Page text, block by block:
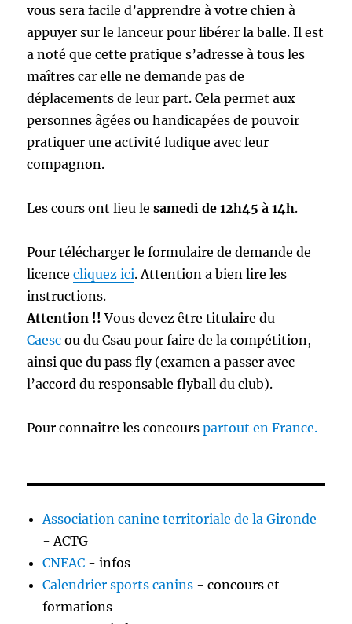
vous sera facile d’apprendre à votre chien à
appuyer sur le lanceur pour libérer la balle. Il est
a noté que cette pratique s’adresse à tous les
maîtres car elle ne demande pas de
déplacements de leur part. Cela permet aux
personnes âgées ou handicapées de pouvoir
pratiquer une activité ludique avec leur
compagnon.
Les cours ont lieu lesamedi de 12h45 à 14h.
Pour télécharger le formulaire de demande de
licencecliquez ici. Attention a bien lire les
instructions.
Attention !!Vous devez être titulaire du
Caesc ou du Csau pour faire de la compétition,
ainsi que du pass fly (examen a passer avec
l’accord du responsable flyball du club).
Pour connaitre les concourspartout en France.
Association canine territoriale de la Gironde
- ACTG
CNEAC - infos
Calendrier sports canins - concours et
formations